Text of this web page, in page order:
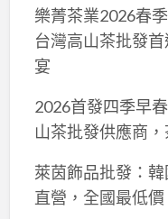
樂菁茶業2026春
台灣高山茶批發
宴
2026首發四季早
山茶批發供應商
萊茵飾品批發：
直營，全國最低價